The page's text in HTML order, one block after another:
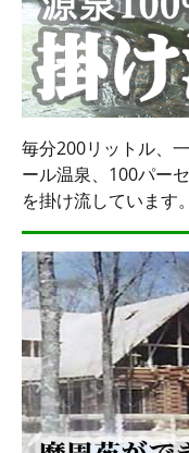
毎分200リットル、
ール温泉、100パー
を掛け流しています。